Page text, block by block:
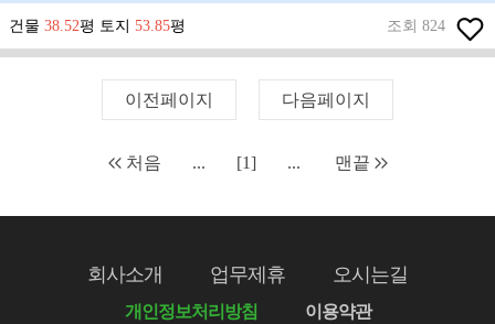
건물 38.52평 토지 53.85평 조회 824
이전페이지 다음페이지
처음 ... [1] ... 맨끝
회사소개 업무제휴 오시는길
개인정보처리방침 이용약관